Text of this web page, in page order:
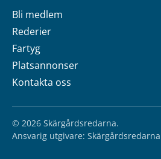
Bli medlem
Rederier
Fartyg
Platsannonser
Kontakta oss
© 2026 Skärgårdsredarna.
Ansvarig utgivare: Skärgårdsredarna